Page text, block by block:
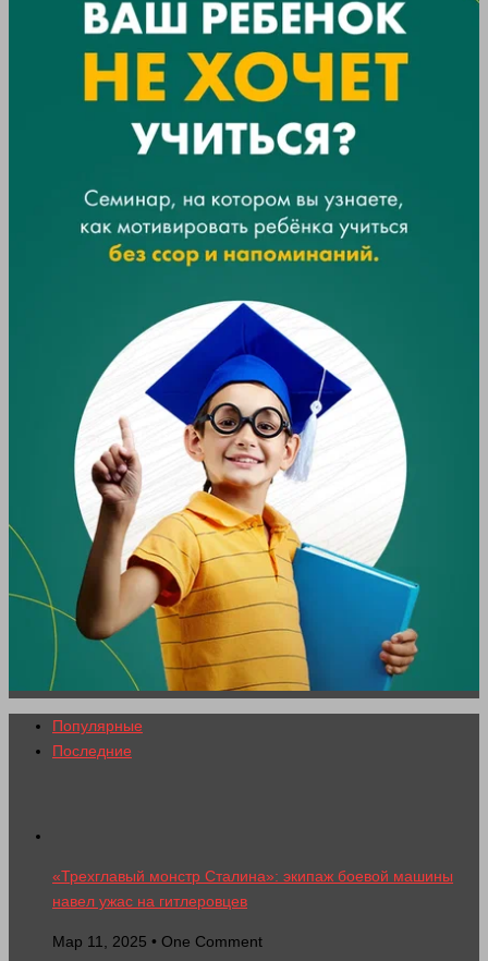
Популярные
Последние
«Трехглавый монстр Сталина»: экипаж боевой машины
навел ужас на гитлеровцев
Мар 11, 2025 • One Comment